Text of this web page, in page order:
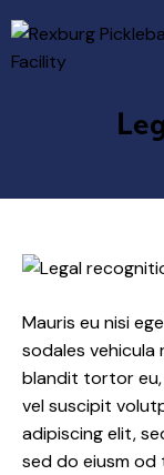
Mauris eu nisi
sodales vehicula
blandit tortor
vel suscipit
adipiscing elit,
sed do eiusm